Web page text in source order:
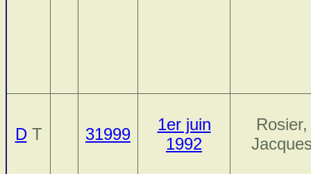
DT 31999
1er juin
1992
Rosier,